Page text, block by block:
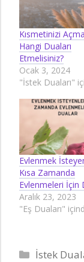
Kısmetinizi
Hangi Duaları
Etmelisiniz?
Ocak 3, 2024
"İstek Duaları"
Evlenmek
Kısa Zamanda
Evlenmeleri İçin
Aralık 23, 2023
"Eş Duaları"
İstek